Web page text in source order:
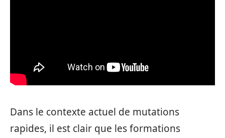
Dans le contexte actuel de mutations
rapides, il est clair que les formations